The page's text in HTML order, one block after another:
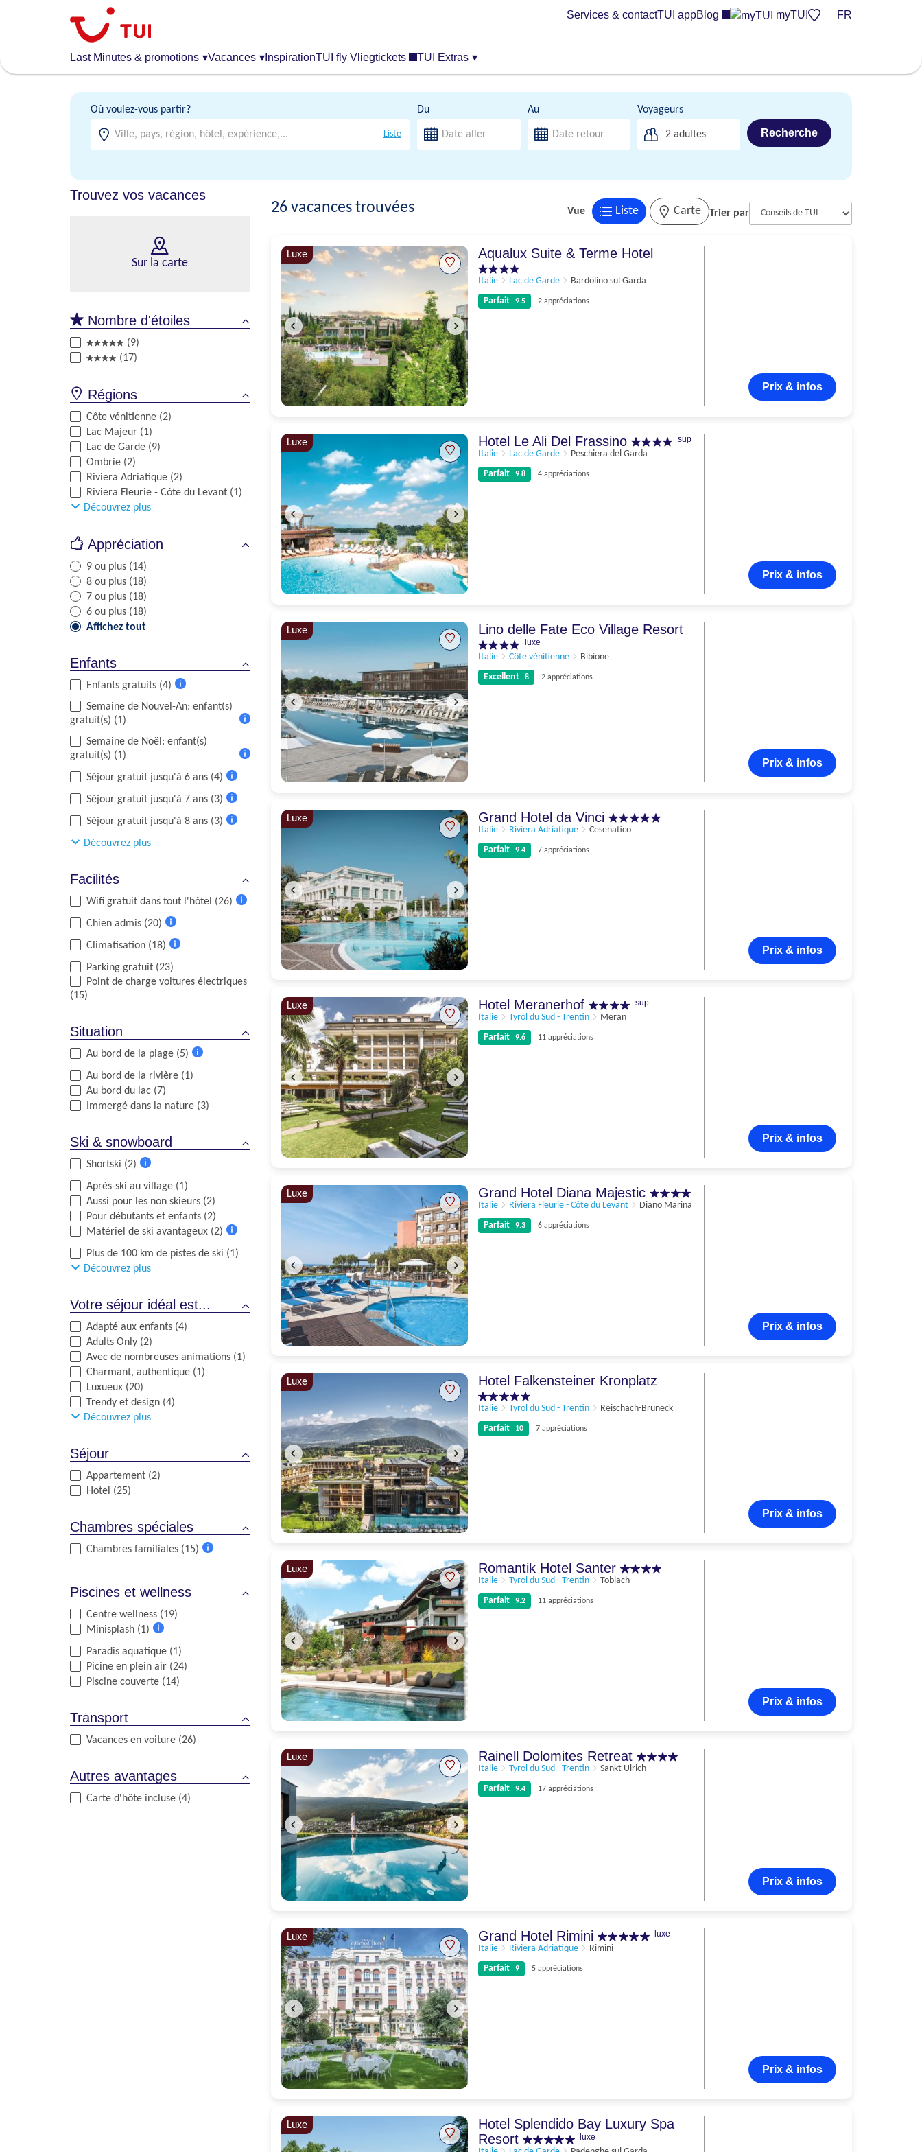
Last Minutes & promotions ▾Vacances ▾ InspirationTUI fly Vliegtickets TUI Extras ▾
Services & contactTUI appBlog myTUI FR
Où voulez-vous partir?
Liste
Du Au Voyageurs
2 adultes Recherche
Trouvez vos vacances
Sur la carte
Nombre d'étoiles
(9)
(17)
Régions
Côte vénitienne (2)
Lac Majeur (1)
Lac de Garde (9)
Ombrie (2)
Riviera Adriatique (2)
Riviera Fleurie - Côte du Levant (1)
Découvrez plus
Appréciation
9 ou plus (14)
8 ou plus (18)
7 ou plus (18)
6 ou plus (18)
Affichez tout
Enfants
Enfants gratuits (4)
d'informations
Semaine de Nouvel-An: enfant(s)
gratuit(s) (1)
d'informations
Semaine de Noël: enfant(s)
gratuit(s) (1)
d'informations
Séjour gratuit jusqu'à 6 ans (4)
d'informations
Séjour gratuit jusqu'à 7 ans (3)
d'informations
Séjour gratuit jusqu'à 8 ans (3)
Découvrez plus
Facilités
Wifi gratuit dans tout l'hôtel (26)
d'informations
Chien admis (20)
d'informations
Climatisation (18)
d'informations
Parking gratuit (23)
Point de charge voitures électriques
(15)
Situation
Au bord de la plage (5)
d'informations
Au bord de la rivière (1)
Au bord du lac (7)
Immergé dans la nature (3)
Ski & snowboard
Shortski (2)
d'informations
Après-ski au village (1)
Aussi pour les non skieurs (2)
Pour débutants et enfants (2)
Matériel de ski avantageux (2)
d'informations
Plus de 100 km de pistes de ski (1)
Découvrez plus
Votre séjour idéal est...
Adapté aux enfants (4)
Adults Only (2)
Avec de nombreuses animations (1)
Charmant, authentique (1)
Luxueux (20)
Trendy et design (4)
Découvrez plus
Séjour
Appartement (2)
Hotel (25)
Chambres spéciales
Chambres familiales (15)
Piscines et wellness
Centre wellness (19)
Minisplash (1)
d'informations
Paradis aquatique (1)
Picine en plein air (24)
Piscine couverte (14)
Transport
Vacances en voiture (26)
Autres avantages
Carte d'hôte incluse (4)
26vacances trouvées Vue Liste Carte Trier par
Luxe Aqualux Suite & Terme Hotel
Italie Lac de Garde
Bardolino sul Garda
Parfait
9.5 2 appréciations
Prix & infos
Luxe Hotel Le Ali Del Frassino sup
Italie Lac de Garde
Peschiera del Garda
Parfait
9.8 4 appréciations
Prix & infos
Luxe Lino delle Fate Eco Village Resort
luxe
Italie Côte vénitienne
Bibione
Excellent
8 2 appréciations
Prix & infos
Luxe
7 appréciations
Grand Hotel da Vinci
Italie Riviera Adriatique
Cesenatico
Parfait
9.4 7 appréciations
Prix & infos
Luxe
11 appréciations
Hotel Meranerhof sup
Italie Tyrol du Sud - Trentin
Meran
Parfait
9.6 11 appréciations
Prix & infos
Luxe Grand Hotel Diana Majestic
Italie Riviera Fleurie - Côte du Levant
Diano Marina
Parfait
9.3 6 appréciations
Prix & infos
Luxe
7 appréciations
Hotel Falkensteiner Kronplatz
Italie Tyrol du Sud - Trentin
Reischach-Bruneck
Parfait
10 7 appréciations
Prix & infos
Luxe
11 appréciations
Romantik Hotel Santer
Italie Tyrol du Sud - Trentin
Toblach
Parfait
9.2 11 appréciations
Prix & infos
Luxe
17 appréciations
Rainell Dolomites Retreat
Italie Tyrol du Sud - Trentin
Sankt Ulrich
Parfait
9.4 17 appréciations
Prix & infos
Luxe
5 appréciations
Grand Hotel Rimini luxe
Italie Riviera Adriatique
Rimini
Parfait
9 5 appréciations
Prix & infos
Luxe
Hotel Splendido Bay Luxury Spa
Resort
luxe